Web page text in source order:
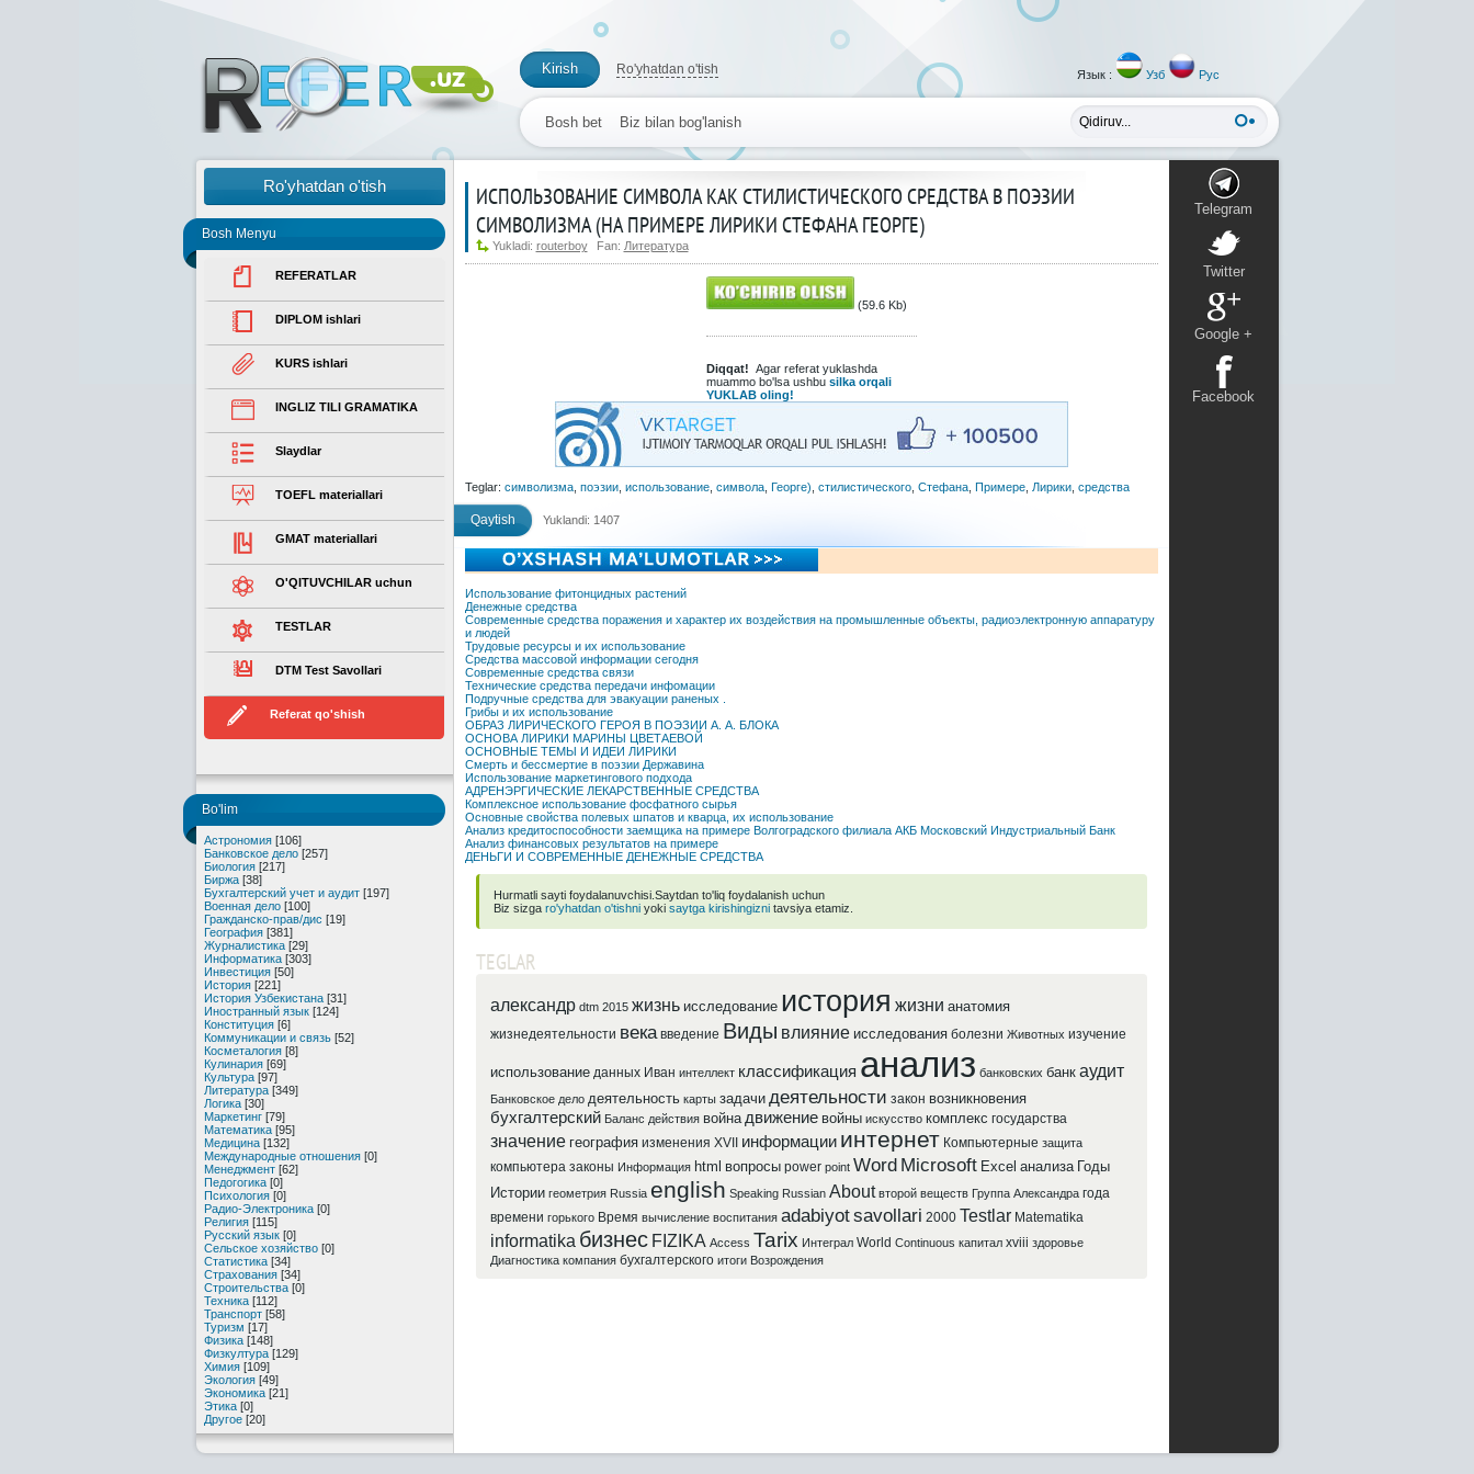
Kirish Ro'yhatdan o'tish Язык : Узб Рус
Bosh bet Biz bilan bog'lanish
Ro'yhatdan o'tish
Bosh Menyu
REFERATLAR
DIPLOM ishlari
KURS ishlari
INGLIZ TILI GRAMATIKA
Slaydlar
TOEFL materiallari
GMAT materiallari
O'QITUVCHILAR uchun
TESTLAR
DTM Test Savollari
Referat qo'shish
Bo'lim
Астрономия [106]
Банковское дело [257]
Биология [217]
Биржа [38]
Бухгалтерский учет и аудит [197]
Военная дело [100]
Гражданско-прав/дис [19]
География [381]
Журналистика [29]
Информатика [303]
Инвестиция [50]
История [221]
История Узбекистана [31]
Иностранный язык [124]
Конституция [6]
Коммуникации и связь [52]
Косметалогия [8]
Кулинария [69]
Культура [97]
Литература [349]
Логика [30]
Маркетинг [79]
Математика [95]
Медицина [132]
Международные отношения [0]
Менеджмент [62]
Педогогика [0]
Психология [0]
Радио-Электроника [0]
Религия [115]
Русский язык [0]
Сельское хозяйство [0]
Статистика [34]
Страхования [34]
Строительства [0]
Техника [112]
Транспорт [58]
Туризм [17]
Физика [148]
Физкултура [129]
Химия [109]
Экология [49]
Экономика [21]
Этика [0]
Другое [20]
Telegram
Twitter
Google +
Facebook
ИСПОЛЬЗОВАНИЕ СИМВОЛА КАК СТИЛИСТИЧЕСКОГО СРЕДСТВА В ПОЭЗИИ
СИМВОЛИЗМА (НА ПРИМЕРЕ ЛИРИКИ СТЕФАНА ГЕОРГЕ)
Yukladi: routerboy Fan: Литература
(59.6 Kb)
Diqqat! Agar referat yuklashda
muammo bo'lsa ushbu silka orqali
YUKLAB oling!
Teglar: символизма, поэзии, использование, символа, Георге) стилистического, Стефана, Примере, Лирики, средства
Qaytish Yuklandi: 1407
Использование фитонцидных растений
Денежные средства
Современные средства поражения и характер их воздействия на промышленные объекты, радиоэлектронную аппаратуру
и людей
Трудовые ресурсы и их использование
Средства массовой информации сегодня
Современные средства связи
Технические средства передачи инфомации
Подручные средства для эвакуации раненых .
Грибы и их использование
ОБРАЗ ЛИРИЧЕСКОГО ГЕРОЯ В ПОЭЗИИ А. А. БЛОКА
ОСНОВА ЛИРИКИ МАРИНЫ ЦВЕТАЕВОЙ
ОСНОВНЫЕ ТЕМЫ И ИДЕИ ЛИРИКИ
Смерть и бессмертие в поэзии Державина
Использование маркетингового подхода
АДРЕНЭРГИЧЕСКИЕ ЛЕКАРСТВЕННЫЕ СРЕДСТВА
Комплексное использование фосфатного сырья
Основные свойства полевых шпатов и кварца, их использование
Анализ кредитоспособности заемщика на примере Волгоградского филиала АКБ Московский Индустриальный Банк
Анализ финансовых результатов на примере
ДЕНЬГИ И СОВРЕМЕННЫЕ ДЕНЕЖНЫЕ СРЕДСТВА
Hurmatli sayti foydalanuvchisi.Saytdan to'liq foydalanish uchun
Biz sizga ro'yhatdan o'tishniyoki saytga kirishingiznitavsiya etamiz.
TEGLAR
александр dtm 2015 жизнь исследование история жизни анатомия
жизнедеятельности века введение Виды влияние исследования болезни Животных изучение
использование данных Иван интеллект классификация анализ банковских банк аудит
Банковское дело деятельность карты задачи деятельности закон возникновения
бухгалтерский Баланс действия война движение войны искусство комплекс государства
значение география изменения XVII информации интернет Компьютерные защита
компьютера законы Информация html вопросы power point Word Microsoft Excel анализа Годы
Истории геометрия Russia english Speaking Russian About второй веществ Группа Александра года
времени горького Время вычисление воспитания adabiyotsavollari 2000 Testlar Matematika
informatika бизнес FIZIKA Access Tarix Интеграл World Continuous капитал xviii здоровье
Диагностика компания бухгалтерского итоги Возрождения